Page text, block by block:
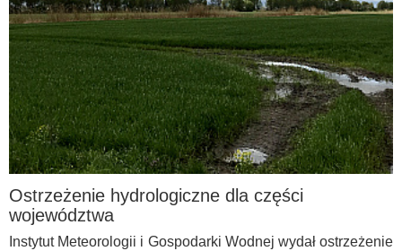
Ostrzeżenie hydrologiczne dla części
województwa
Instytut Meteorologii i Gospodarki Wodnej wydał ostrzeżenie